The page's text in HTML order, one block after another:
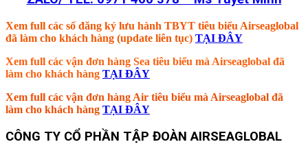
Xem full các số đăng ký lưu hành TBYT tiêu biểu Airseaglobal
đã làm cho khách hàng (update liên tục) TẠI ĐÂY
Xem full các vận đơn hàng Sea tiêu biểu mà Airseaglobal đã
làm cho khách hàng TẠI ĐÂY
Xem full các vận đơn hàng Air tiêu biểu mà Airseaglobal đã
làm cho khách hàng TẠI ĐÂY
CÔNG TY CỔ PHẦN TẬP ĐOÀN AIRSEAGLOBAL